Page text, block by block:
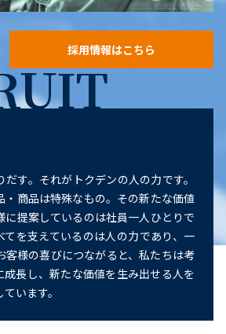
採用情報はこちら
す。それがトクデンの人の力です。
・商品は特殊なもの。その新たな価値
に提案しているのは社員一人ひとりで
てを支えているのは人の力であり、一
客様の喜びにつながると、私たちは考
成長し、新たな価値を生み出せる人を
います。